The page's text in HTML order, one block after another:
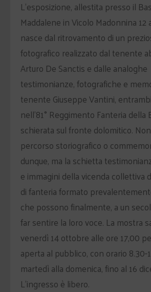
L’esposizione, allestita presso il
Maddalene in Vicolo Madonnina 12
nasce dal ritrovamento di un
fotografico realizzato dal tenente
Arturo De Sanctis e dalle analoghe
testimonianze, fotografiche e
tenente Giuseppe Vantini,
nell’81° Reggimento Fanteria della
schierata sul fronte dolomitico.
percorso storiografico o
dunque, ma la schietta
e immagini della vicenda collettiva
di fanteria formato
che possono finalmente, a un
far sentire la loro voce. La mostra
venerdì 14 ottobre alle ore 17,00
aperta al pubblico, con orario 8.30-
martedì alla domenica, fino al 16
L’ingresso è libero.